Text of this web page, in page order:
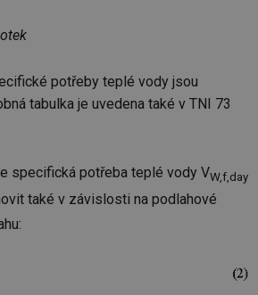
potřeby teplé vody jsou
tabulka je uvedena také v TNI 73
specifická potřeba teplé vody VW,f,day
také v závislosti na podlahové